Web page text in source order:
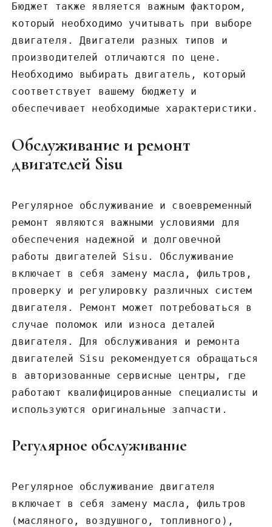
Бюджет также является важным фактором‚
который необходимо учитывать при выборе
двигателя. Двигатели разных типов и
производителей отличаются по цене.
Необходимо выбирать двигатель‚ который
соответствует вашему бюджету и
обеспечивает необходимые характеристики.
Обслуживание и ремонт
двигателей Sisu
Регулярное обслуживание и своевременный
ремонт являются важными условиями для
обеспечения надежной и долговечной
работы двигателей Sisu. Обслуживание
включает в себя замену масла‚ фильтров‚
проверку и регулировку различных систем
двигателя. Ремонт может потребоваться в
случае поломок или износа деталей
двигателя. Для обслуживания и ремонта
двигателей Sisu рекомендуется обращаться
в авторизованные сервисные центры‚ где
работают квалифицированные специалисты и
используются оригинальные запчасти.
Регулярное обслуживание
Регулярное обслуживание двигателя
включает в себя замену масла‚ фильтров
(масляного‚ воздушного‚ топливного)‚